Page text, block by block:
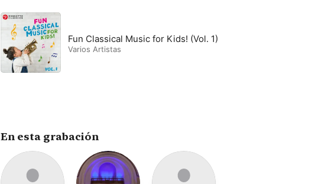
Fun Classical Music for Kids! (Vol. 1)
Varios Artistas
En esta grabación